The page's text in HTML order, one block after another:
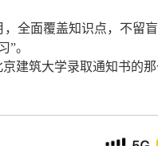
全面覆盖知识点，不留
”。
建筑大学录取通知书的